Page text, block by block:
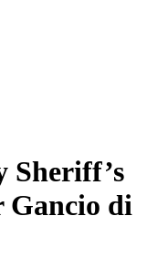
Sheriff’s
Gancio di